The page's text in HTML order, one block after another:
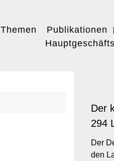
Themen Publikationen
Der
294
Der
den